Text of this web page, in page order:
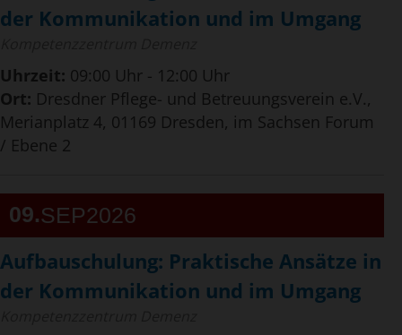
der Kommunikation und im Umgang
Uhrzeit: 09:00 Uhr - 12:00 Uhr
Ort: Dresdner Pflege- und Betreuungsverein e.V.,
Merianplatz 4, 01169 Dresden, im Sachsen Forum
/ Ebene 2
09 SEP2026
Aufbauschulung: Praktische Ansätze in
der Kommunikation und im Umgang